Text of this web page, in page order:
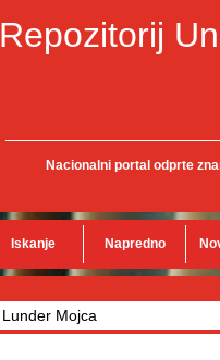
Repozitorij
Nacionalni portal odprte
Iskanje Napredno